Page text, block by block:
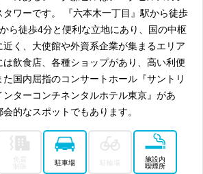
タワーです。 『六本木一丁目』駅から徒歩
ら徒歩4分と便利な立地にあり、国の中枢
く、大使館や外資系企業が集まるエリア
飲食店、各種ショップがあり、高い利便
国内屈指のコンサートホール『サントリ
ンターコンチネンタルホテル東京』があ
的なスポットでもあります。
駐車場
施設内
喫煙所